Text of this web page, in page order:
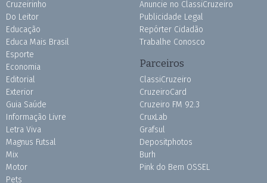
Cruzeirinho
Do Leitor
Educação
Educa Mais Brasil
Esporte
Economia
Editorial
Exterior
Guia Saúde
Informação Livre
Letra Viva
Magnus Futsal
Mix
Motor
Pets
Anuncie no ClassiCruzeiro
Publicidade Legal
Repórter Cidadão
Trabalhe Conosco
Parceiros
ClassiCruzeiro
CruzeiroCard
Cruzeiro FM 92.3
CruxLab
Grafsul
Depositphotos
Burh
Pink do Bem OSSEL